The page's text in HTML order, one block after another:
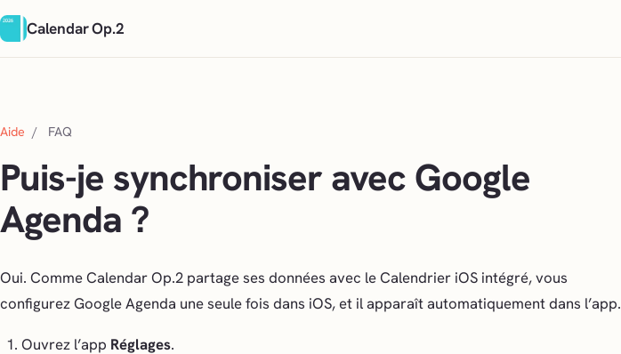
Calendar Op.2
Aide / FAQ
Puis-je synchroniser avec Google
Agenda ?
Oui. Comme Calendar Op.2 partage ses données avec le Calendrier iOS intégré, vous
configurez Google Agenda une seule fois dans iOS, et il apparaît automatiquement dans l’app.
Ouvrez l’app Réglages.